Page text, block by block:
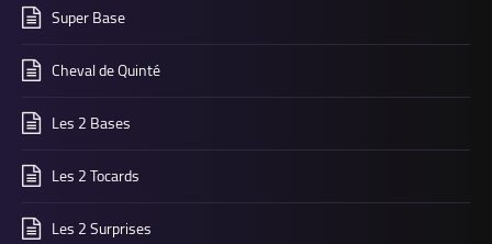
Super Base
Cheval de Quinté
Les 2 Bases
Les 2 Tocards
Les 2 Surprises